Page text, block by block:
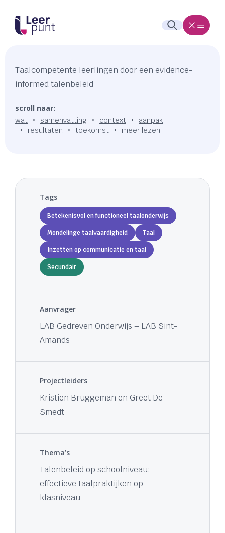
Taalcompetente leerlingen door een evidence-
informed talenbeleid
scroll naar:
wat samenvatting context
aanpak
resultaten
toekomst meer lezen
Tags
Betekenisvol en functioneel taalonderwijs
Mondelinge taalvaardigheid Taal
Inzetten op communicatie en taal
Secundair
Aanvrager
LAB Gedreven Onderwijs – LAB Sint-
Amands
Projectleiders
Kristien Bruggeman en Greet De
Smedt
Thema’s
Talenbeleid op schoolniveau;
effectieve taalpraktijken op
klasniveau